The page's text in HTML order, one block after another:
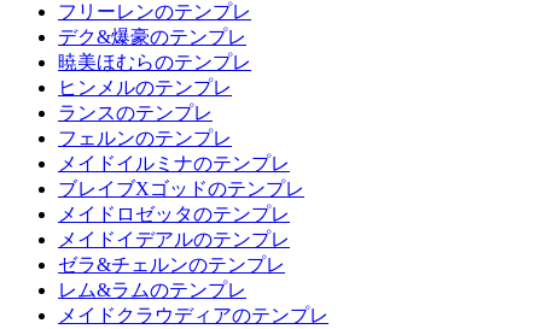
フリーレンのテンプレ
デク&爆豪のテンプレ
暁美ほむらのテンプレ
ヒンメルのテンプレ
ランスのテンプレ
フェルンのテンプレ
メイドイルミナのテンプレ
ブレイブXゴッドのテンプレ
メイドロゼッタのテンプレ
メイドイデアルのテンプレ
ゼラ&チェルンのテンプレ
レム&ラムのテンプレ
メイドクラウディアのテンプレ